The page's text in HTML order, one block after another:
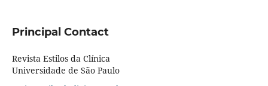
Principal Contact
Revista Estilos da Clínica
Universidade de São Paulo